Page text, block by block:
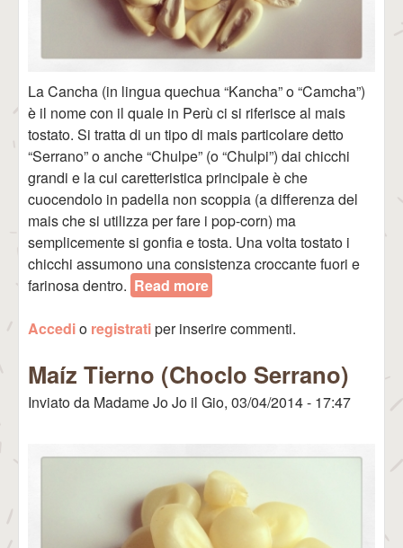
La Cancha (in lingua quechua “Kancha” o “Camcha”)
è il nome con il quale in Perù ci si riferisce al mais
tostato. Si tratta di un tipo di mais particolare detto
“Serrano” o anche “Chulpe” (o “Chulpi”) dai chicchi
grandi e la cui caretteristica principale è che
cuocendolo in padella non scoppia (a differenza del
mais che si utilizza per fare i pop-corn) ma
semplicemente si gonfia e tosta. Una volta tostato i
chicchi assumono una consistenza croccante fuori e
farinosa dentro. Read more
Accedio registratiper inserire commenti.
Maíz Tierno (Choclo Serrano)
Inviato da Madame Jo Jo il Gio, 03/04/2014 - 17:47